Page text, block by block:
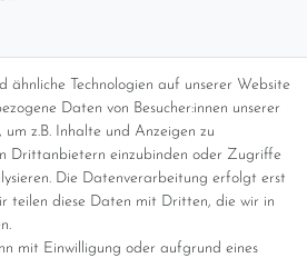
ähnliche Technologien auf unserer Website
Daten von Besucher:innen unserer
um z.B. Inhalte und Anzeigen zu
Drittanbietern einzubinden oder Zugriffe
Die Datenverarbeitung erfolgt erst
teilen diese Daten mit Dritten, die wir in
mit Einwilligung oder aufgrund eines
oder DHL (8,49 Euro ) inkl. MwSt.
Euro Warenwert (innerhalb